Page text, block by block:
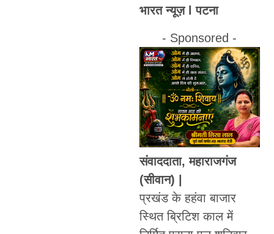
भारत न्यूज़ l पटना
- Sponsored -
संवाददाता, महाराजगंज
(सीवान) |
प्रखंड के हहंवा बाजार
स्थित ब्रिटिश काल में